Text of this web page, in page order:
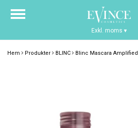
Hem Produkter BLINC Blinc Mascara Amplified
Exkl. moms ▾